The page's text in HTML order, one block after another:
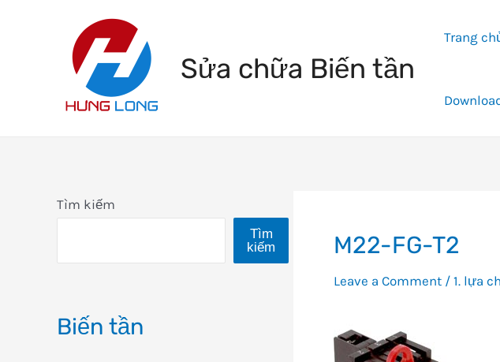
Sửa chữa Biến tần
Trang
Tìm kiếm
Tìm
kiếm
Biến tần
M22-FG-T2
Leave a Comment / 1. lựa